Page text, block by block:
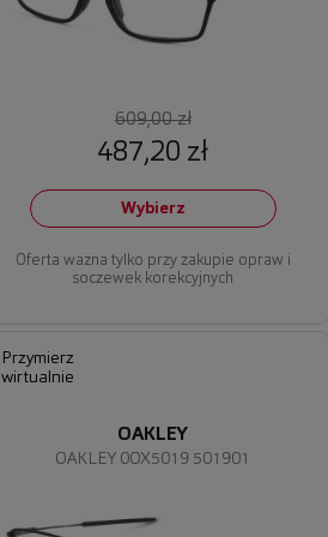
609,00 zł
487,20 zł
Wybierz
Oferta ważna tylko przy zakupie opraw i
soczewek korekcyjnych
Przymierz
wirtualnie
OAKLEY 0OX5019 501901
OAKLEY